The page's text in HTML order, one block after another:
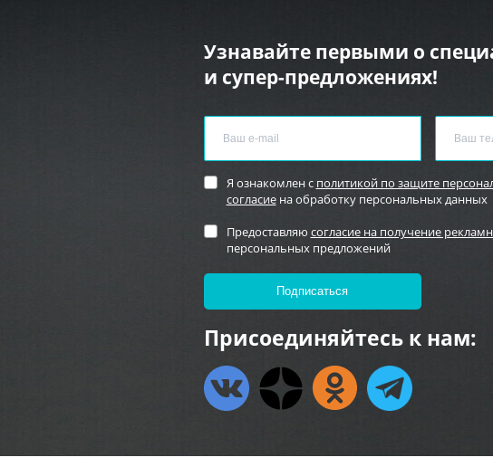
Узнавайте первыми о
и супер-предложениях!
Я ознакомлен с политикой по защите
согласиена обработку персональных данных
Предоставляю согласие на получение
персональных предложений
Присоединяйтесь к нам: